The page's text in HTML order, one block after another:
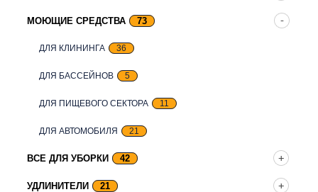
МОЮЩИЕ СРЕДСТВА 73
ДЛЯ КЛИНИНГА 36
ДЛЯ БАССЕЙНОВ 5
ДЛЯ ПИЩЕВОГО СЕКТОРА 11
ДЛЯ АВТОМОБИЛЯ 21
ВСЕ ДЛЯ УБОРКИ 42
УДЛИНИТЕЛИ 21